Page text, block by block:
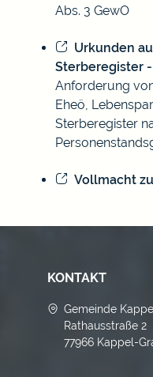
Abs. 3 GewO
Urkunden
Sterberegister
Anforderung
Eheö,
Sterberegister
Vollmacht
KONTAKT
Gemeinde
Rathausstraße 2
77966 Kappel-